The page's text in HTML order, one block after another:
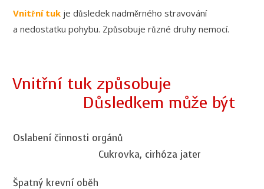
Vnitřní tuk je důsledek nadměrného stravování
a nedostatku pohybu. Způsobuje různé druhy nemocí.
Vnitřní tuk způsobuje
Důsledkem může být
Oslabení činnosti orgánů
Cukrovka, cirhóza jater
Špatný krevní oběh